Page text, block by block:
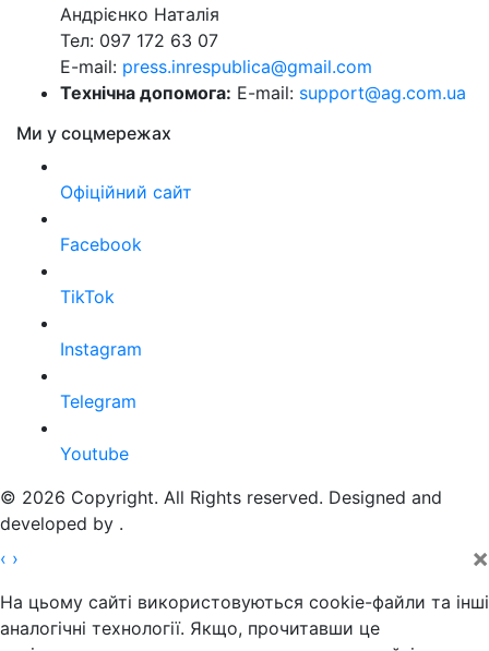
Андрієнко Наталія
Тел: 097 172 63 07
E-mail: press.inrespublica@gmail.com
Технічна допомога: E-mail: support@ag.com.ua
Ми у соцмережах
Офіційний сайт
Facebook
TikTok
Instagram
Telegram
Youtube
© 2026 Copyright. All Rights reserved. Designed and
developed by .
‹ › ×
На цьому сайті використовуються cookie-файли та інші
аналогічні технології. Якщо, прочитавши це